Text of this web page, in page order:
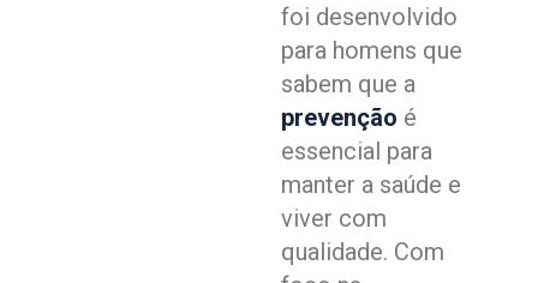
foi desenvolvido
para homens que
sabem que a
prevenção é
essencial para
manter a saúde e
viver com
qualidade. Com